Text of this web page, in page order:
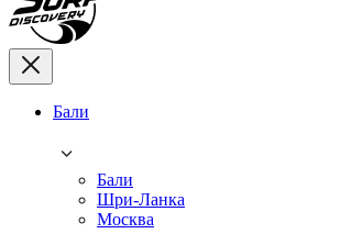
Бали
Бали
Шри-Ланка
Москва